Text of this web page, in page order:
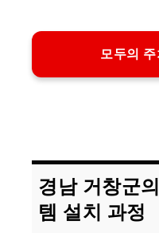
모두의
경남 거창군
템 설치 과정